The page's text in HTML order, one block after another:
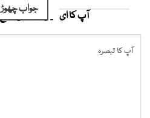
جواب
آپ کا ای میل ایڈریس